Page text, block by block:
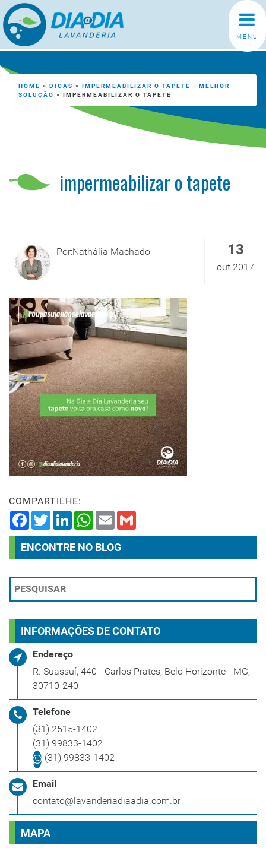
MENU
impermeabilizar o tapete
HOME » DICAS » IMPERMEABILIZAR O TAPETE - MELHOR
SOLUÇÃO » IMPERMEABILIZAR O TAPETE
Por:Nathália Machado 13
out 2017
COMPARTILHE:
FacebookTwitterLinkedInWhatsApp
Email
ENCONTRE NO BLOG
INFORMAÇÕES DE CONTATO
Endereço
R. Suassuí, 440 - Carlos Prates, Belo Horizonte - MG,
30710-240
Telefone
(31) 2515-1402
(31) 99833-1402
(31) 99833-1402
Email
contato@lavanderiadiaadia.com.br
MAPA